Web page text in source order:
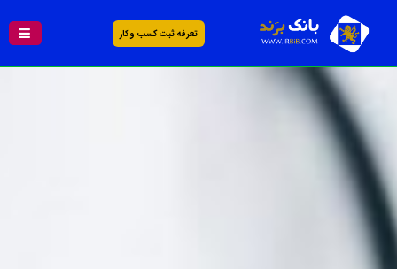
تعرفه ثبت کسب و کار